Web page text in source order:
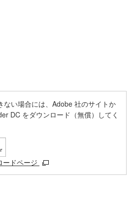
ない場合には、Adobe 社のサイトか
DC をダウンロード（無償）してく
ドページ